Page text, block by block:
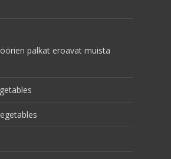
palkat eroavat muista